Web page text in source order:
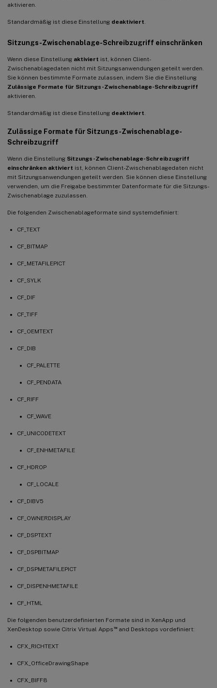
aktivieren.
Standardmäßig ist diese Einstellung deaktiviert
Sitzungs-Zwischenablage-Schreibzugriff einschränken
Wenn diese Einstellung aktiviert ist, können Client-
Zwischenablagedaten nicht mit Sitzungsanwendungen geteilt werden.
Sie können bestimmte Formate zulassen, indem Sie die Einstellung
Zulässige Formate für Sitzungs-Zwischenablage-Schreibzugriff
aktivieren.
Standardmäßig ist diese Einstellung deaktiviert
Zulässige Formate für Sitzungs-Zwischenablage-
Schreibzugriff
Wenn die Einstellung Sitzungs-Zwischenablage-Schreibzugriff
einschränken aktiviert ist, können Client-Zwischenablagedaten nicht
mit Sitzungsanwendungen geteilt werden. Sie können diese Einstellung
verwenden, um die Freigabe bestimmter Datenformate für die Sitzungs-
Zwischenablage zuzulassen.
Die folgenden Zwischenablageformate sind systemdefiniert:
CF_TEXT
CF_BITMAP
CF_METAFILEPICT
CF_SYLK
CF_DIF
CF_TIFF
CF_OEMTEXT
CF_DIB
CF_PALETTE
CF_PENDATA
CF_RIFF
CF_WAVE
CF_UNICODETEXT
CF_ENHMETAFILE
CF_HDROP
CF_LOCALE
CF_DIBV5
CF_OWNERDISPLAY
CF_DSPTEXT
CF_DSPBITMAP
CF_DSPMETAFILEPICT
CF_DISPENHMETAFILE
CF_HTML
Die folgenden benutzerdefinierten Formate sind in XenApp und
XenDesktop sowie Citrix Virtual Apps ™and Desktops vordefiniert:
CFX_RICHTEXT
CFX_OfficeDrawingShape
CFX_BIFF8